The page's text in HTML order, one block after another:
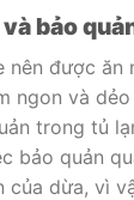
bảo
nên được
ngon và dẻo
trong tủ
bảo quản
của dừa, vì